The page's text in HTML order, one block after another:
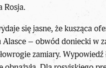
Rosja.
się jasne, że kusząca
Alasce – obwód doniecki w
zamiary.